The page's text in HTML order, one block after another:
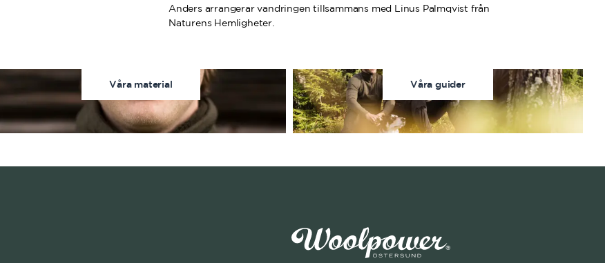
Anders arrangerar vandringen tillsammans med Linus Palmqvist från
Naturens Hemligheter.
Våra material Våra guider